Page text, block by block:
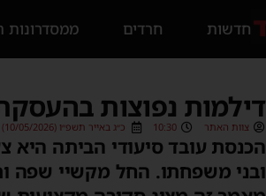
חדשות חרדים ממסדרונות
דילמות נפוצות
צוות האתר 10:30 כ״ג באייר תשפ״ו (10/05/2026)
הכנסת עובד סיעודי הביתה
ובני משפחתו. החל מקשיי שפה